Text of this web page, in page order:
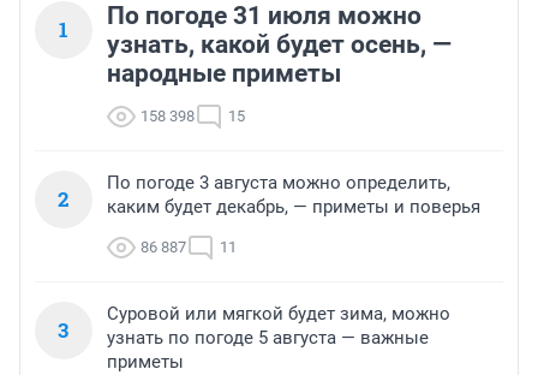
1
По погоде 31 июля можно
узнать, какой будет осень, —
народные приметы
158 398 15
2
По погоде 3 августа можно определить,
каким будет декабрь, — приметы и поверья
86 887 11
3
Суровой или мягкой будет зима, можно
узнать по погоде 5 августа — важные
приметы